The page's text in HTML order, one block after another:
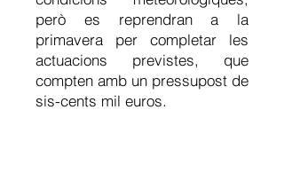
però es reprendran a la
primavera per completar les
actuacions previstes, que
compten amb un pressupost de
sis-cents mil euros.